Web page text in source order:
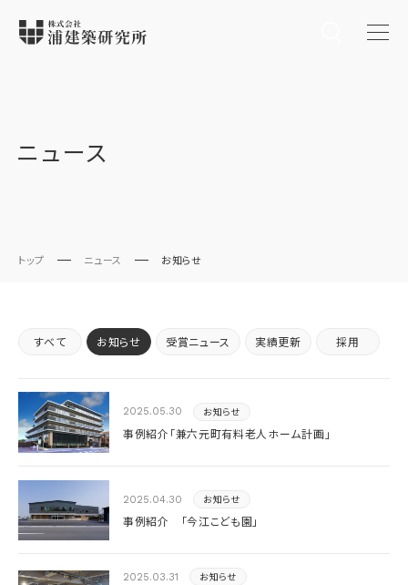
ニュース
トップ ニュース お知らせ
すべて お知らせ 受賞ニュース 実績更新 採用
2025.05.30 お知らせ
事例紹介「兼六元町有料老人ホーム計画」
2025.04.30 お知らせ
事例紹介 「今江こども園」
2025.03.31 お知らせ